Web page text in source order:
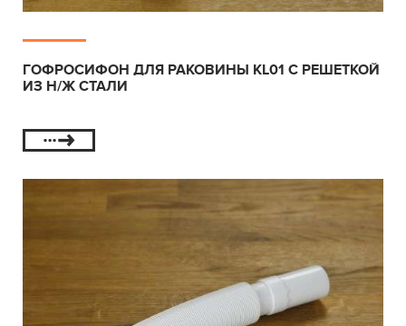
ГОФРОСИФОН ДЛЯ РАКОВИНЫ KL01 С РЕШЕТКОЙ
ИЗ Н/Ж СТАЛИ